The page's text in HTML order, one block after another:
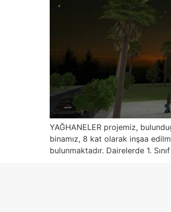
YAĞHANELER projemiz,
binamız, 8 kat olarak inşaa
bulunmaktadır. Dairelerde 1.